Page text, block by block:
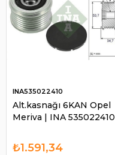
Alt.kasnağı 6KAN Opel
Meriva | INA 535022410
INA535022410
₺1.591,34